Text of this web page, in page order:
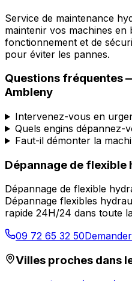
Service de maintenance
maintenir vos machines en
fonctionnement et de
pour éviter les pannes.
Questions fréquentes
Ambleny
Intervenez-vous en
Quels engins dépannez-
Faut-il démonter la
Dépannage de flexible
Dépannage de flexible
Dépannage flexibles
rapide 24H/24 dans toute
09 72 65 32 50
Villes proches dans